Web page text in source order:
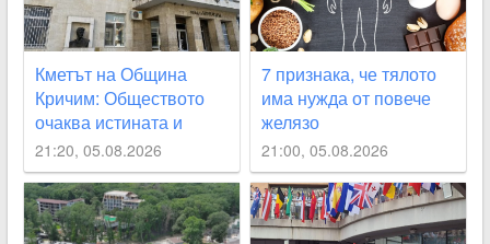
Кметът на Община
Кричим: Обществото
очаква истината и
справедливост за
Георги Кузев
21:20, 05.08.2026
7 признака, че тялото
има нужда от повече
желязо
21:00, 05.08.2026